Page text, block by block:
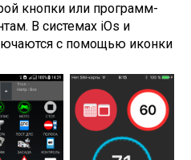
кнопки или программ-
В системах iOs и
с помощью иконки